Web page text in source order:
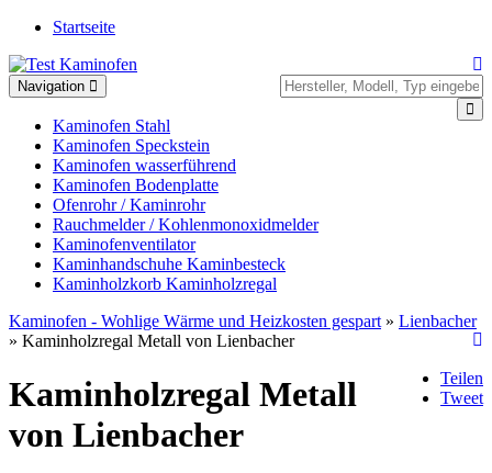
Startseite
Toggle
navigation
Navigation
Kaminofen Stahl
Kaminofen Speckstein
Kaminofen wasserführend
Kaminofen Bodenplatte
Ofenrohr / Kaminrohr
Rauchmelder / Kohlenmonoxidmelder
Kaminofenventilator
Kaminhandschuhe Kaminbesteck
Kaminholzkorb Kaminholzregal
Kaminofen - Wohlige Wärme und Heizkosten gespart » Lienbacher
» Kaminholzregal Metall von Lienbacher
Teilen
Tweet
Kaminholzregal Metall
von Lienbacher